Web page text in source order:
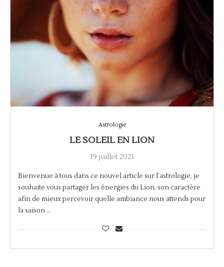
Astrologie
LE SOLEIL EN LION
19 juillet 2021
Bienvenue à tous dans ce nouvel article sur l’astrologie, je
souhaite vous partager les énergies du Lion, son caractère
afin de mieux percevoir quelle ambiance nous attends pour
la saison …